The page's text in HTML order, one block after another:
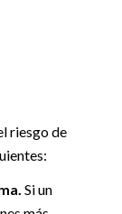
riesgo de
Si un